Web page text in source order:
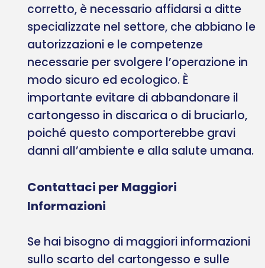
corretto, è necessario affidarsi a ditte
specializzate nel settore, che abbiano le
autorizzazioni e le competenze
necessarie per svolgere l’operazione in
modo sicuro ed ecologico. È
importante evitare di abbandonare il
cartongesso in discarica o di bruciarlo,
poiché questo comporterebbe gravi
danni all’ambiente e alla salute umana.
Contattaci per Maggiori
Informazioni
Se hai bisogno di maggiori informazioni
sullo scarto del cartongesso e sulle